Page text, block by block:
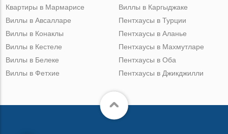
Квартиры в Мармарисе
Виллы в Каргыджаке
Виллы в Авсалларе
Виллы в Конаклы
Виллы в Кестеле
Виллы в Белеке
Виллы в Фетхие
Пентхаусы в Турции
Пентхаусы в Аланье
Пентхаусы в Махмутларе
Пентхаусы в Оба
Пентхаусы в Джикджилли